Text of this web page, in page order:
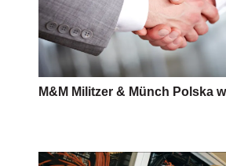
M&M Militzer & Münch Polska